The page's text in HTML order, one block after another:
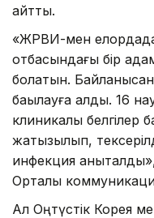
айтты.
«ЖРВИ-мен елордада
отбасындағы бір
болатын.
бақылауға алдық. 16
клиникалық белгілер
жатқызылып,
инфекция
Орталық
Ал Оңтүстік Корея